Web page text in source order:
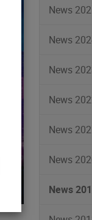
News
News
News
News
News
News
News